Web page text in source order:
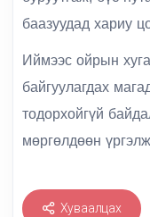
баазуудад хариу
Иймээс ойрын
байгуулагдах
тодорхойгүй
мөргөлдөөн
Хуваалцах